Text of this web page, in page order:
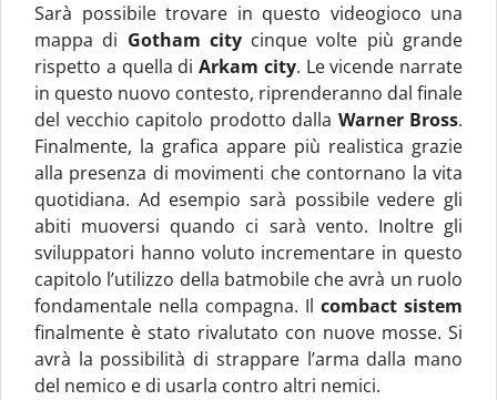
Sarà possibile trovare in questo videogioco una
mappa di Gotham citycinque volte più grande
rispetto a quella di Arkam city. Le vicende narrate
in questo nuovo contesto, riprenderanno dal finale
del vecchio capitolo prodotto dalla Warner Bross.
Finalmente, la grafica appare più realistica grazie
alla presenza di movimenti che contornano la vita
quotidiana. Ad esempio sarà possibile vedere gli
abiti muoversi quando ci sarà vento. Inoltre gli
sviluppatori hanno voluto incrementare in questo
capitolo l’utilizzo della batmobile che avrà un ruolo
fondamentale nella compagna. Il combact sistem
finalmente è stato rivalutato con nuove mosse. Si
avrà la possibilità di strappare l’arma dalla mano
del nemico e di usarla contro altri nemici.